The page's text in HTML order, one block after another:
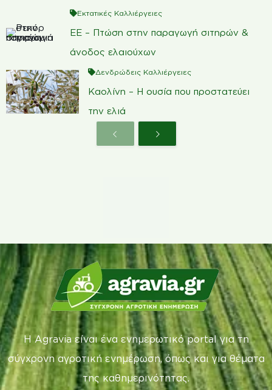
Εκτατικές Καλλιέργειες
ΕΕ – Πτώση στην παραγωγή σιτηρών &
άνοδος ελαιούχων
Δενδρώδεις Καλλιέργειες
Καολίνη – Η ουσία που προστατεύει
την ελιά
Η Agravia είναι ένα ενημερωτικό portal για τη
σύγχρονη αγροτική ενημέρωση, όπως και για θέματα
της καθημερινότητας.